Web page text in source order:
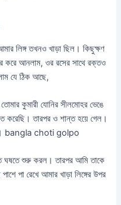
লিঙ্গ তখনও খাড়া ছিল। কিছুক্ষণ
করে আনলাম, ওর রসের সাথে রক্তও
যে ঠিক আছে,
কুমারী যোনির সীলমোহর ভেঙে
করেছি। তারপর ও শান্ত হয়ে গেল।
bangla choti golpo
ঘষতে শুরু করল। তারপর আমি তাকে
পা রেখে আমার খাড়া লিঙ্গের উপর